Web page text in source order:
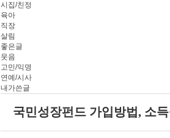
시집/친정
육아
직장
살림
좋은글
웃음
고민/익명
연예/시사
내가쓴글
국민성장펀드 가입방법, 소